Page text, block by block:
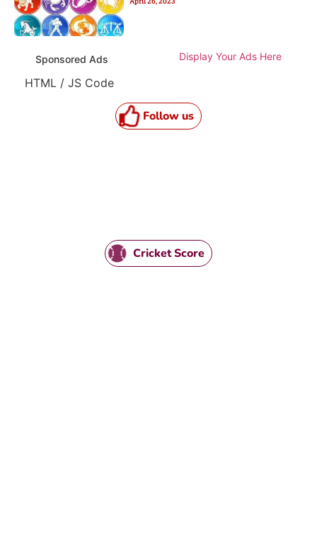
Sponsored Ads Display Your Ads Here
HTML / JS Code
Follow us
Cricket Score